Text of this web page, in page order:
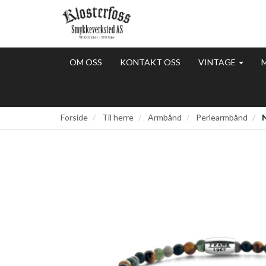
OM OSS KONTAKT OSS VINTAGE
Forside Til herre Armbånd Perlearmbånd